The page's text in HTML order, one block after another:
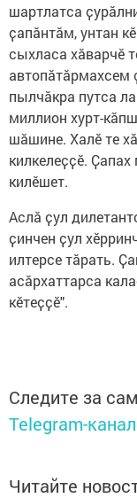
шартлатса
ҫапӑнтӑм, унтан
сыхласа хӑварчӗ
автопӑтӑрмахсем
пылчӑкра путса
миллион хурт-
шӑшине. Халӗ те
килкелеҫҫӗ.
килӗшет.
Аслӑ ҫул
ҫинчен ҫул
илтерсе тӑрать.
асӑрхаттарса
кӗтеҫҫӗ".
Следите за
Telegram-
Читайте